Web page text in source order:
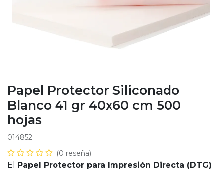
Papel Protector Siliconado
Blanco 41 gr 40x60 cm 500
hojas
014852
(0 reseña)
El Papel Protector para Impresión Directa (DTG)